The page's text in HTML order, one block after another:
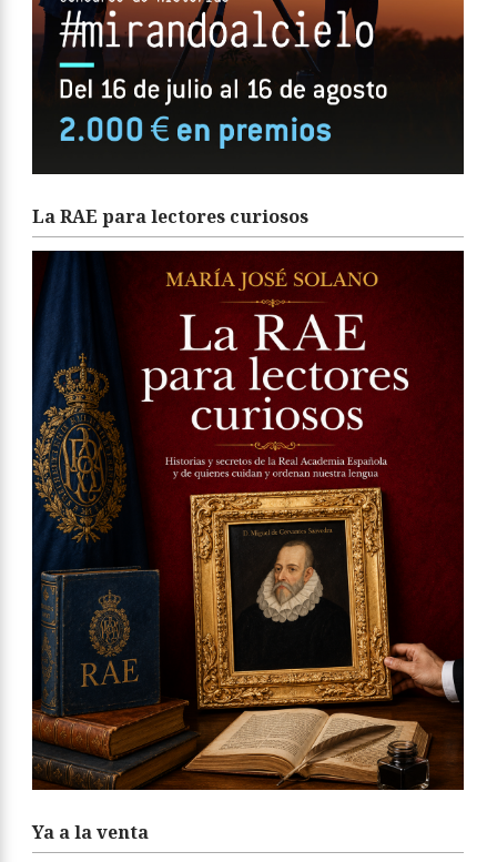
La RAE para lectores curiosos
Ya a la venta